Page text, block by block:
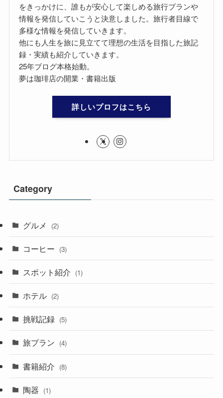
をきっかけに、誰もが安心して楽しめる旅行プランや
情報を発信していこうと決意しました。旅行者目線で
多様な情報を発信していきます。
他にも人生を旅に見立てて理想の生活を目指した旅記
録・実績も紹介していきます。
25年ブログ本格始動。
夢は珈琲店の開業・書籍出版
詳しいプロフはこちら
Category
グルメ (2)
コーヒー (3)
スポット紹介 (1)
ホテル (2)
挑戦記録 (5)
旅プラン (4)
書籍紹介 (8)
陶器 (1)